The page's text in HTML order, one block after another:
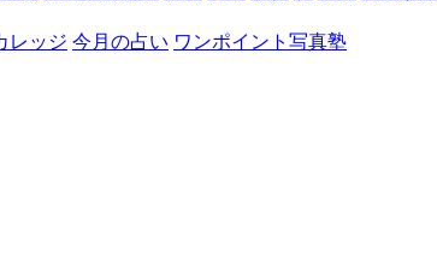
レッジ 今月の占い ワンポイント写真塾